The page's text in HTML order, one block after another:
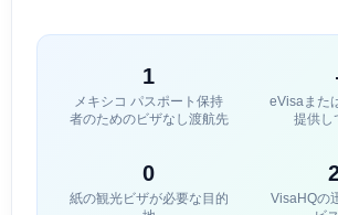
1
メキシコ パスポート保持
者のためのビザなし渡航先
eVisaまた
提供し
0
紙の観光ビザが必要な目的
VisaHQの